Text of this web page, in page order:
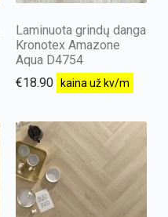
Laminuota grindų danga
Kronotex Amazone
Aqua D4754
€18.90 kaina už kv/m